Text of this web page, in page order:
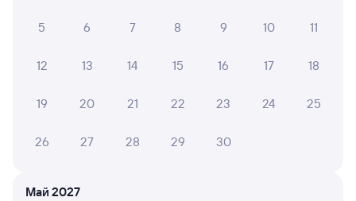
5 6 7 8 9 10 11
12 13 14 15 16 17 18
19 20 21 22 23 24 25
26 27 28 29 30
Май 2027